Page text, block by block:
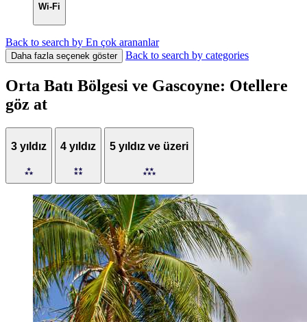
Wi-Fi
Back to search by En çok arananlar
Daha fazla seçenek göster Back to search by categories
Orta Batı Bölgesi ve Gascoyne: Otellere
göz at
3 yıldız 4 yıldız 5 yıldız ve üzeri